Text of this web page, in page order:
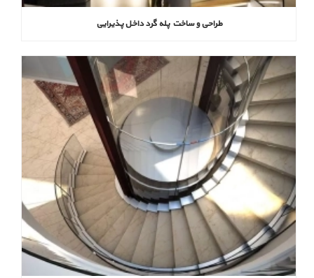
طراحی و ساخت پله گرد داخل پذیرایی